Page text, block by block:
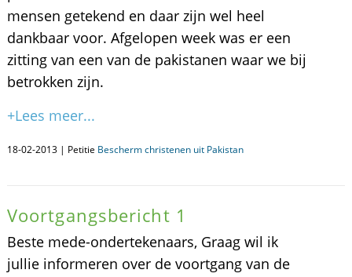
mensen getekend en daar zijn wel heel
dankbaar voor. Afgelopen week was er een
zitting van een van de pakistanen waar we bij
betrokken zijn.
+Lees meer...
18-02-2013 | Petitie Bescherm christenen uit Pakistan
Voortgangsbericht 1
Beste mede-ondertekenaars, Graag wil ik
jullie informeren over de voortgang van de